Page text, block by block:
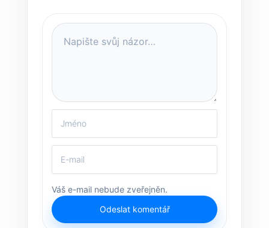
Váš e-mail nebude zveřejněn.
Odeslat komentář